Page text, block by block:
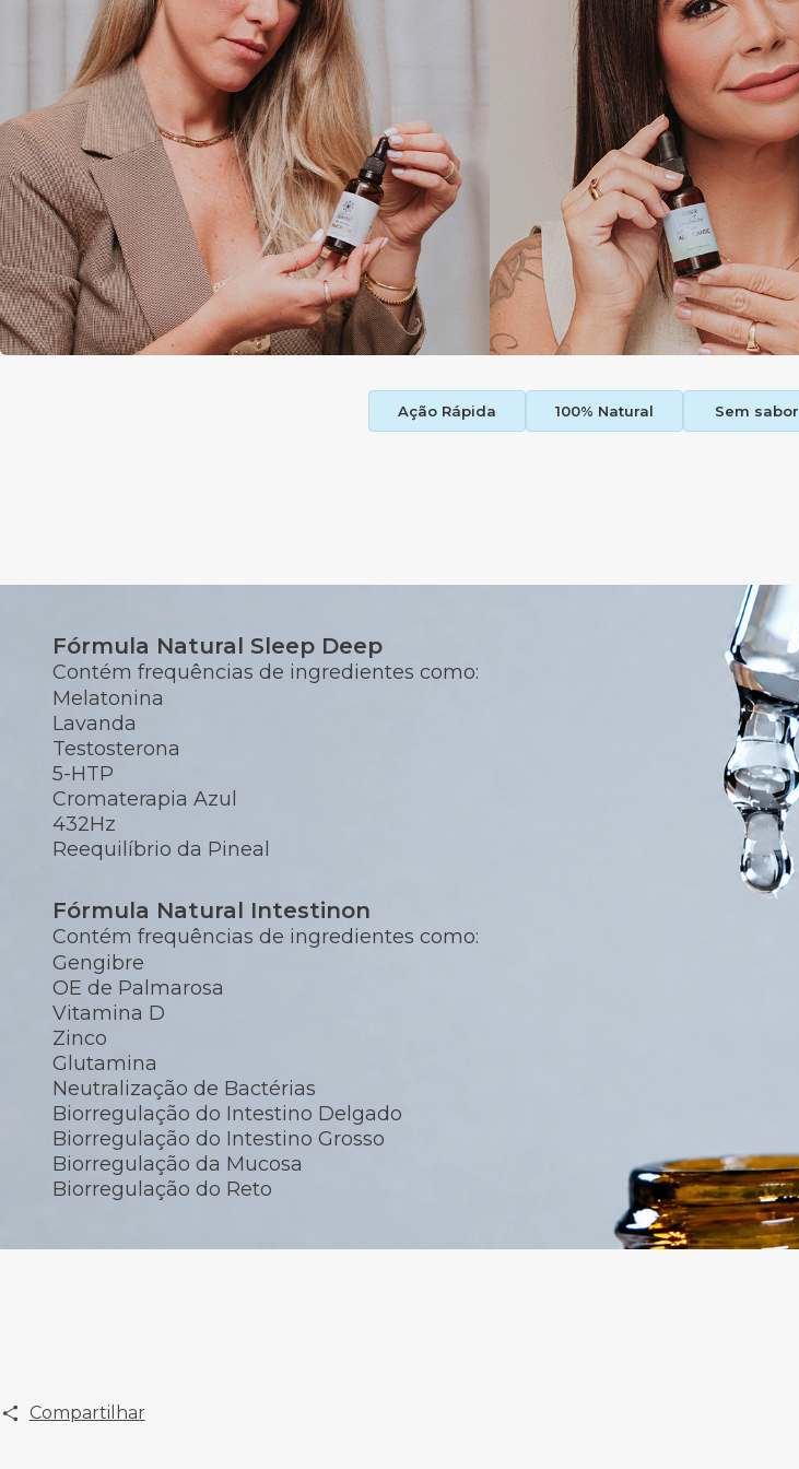
Ação Rápida 100% Natural Sem sabor
Fórmula Natural Sleep Deep
Contém frequências de ingredientes como:
Melatonina
Lavanda
Testosterona
5-HTP
Cromaterapia Azul
432Hz
Reequilíbrio da Pineal
Fórmula Natural Intestinon
Contém frequências de ingredientes como:
Gengibre
OE de Palmarosa
Vitamina D
Zinco
Glutamina
Neutralização de Bactérias
Biorregulação do Intestino Delgado
Biorregulação do Intestino Grosso
Biorregulação da Mucosa
Biorregulação do Reto
Compartilhar